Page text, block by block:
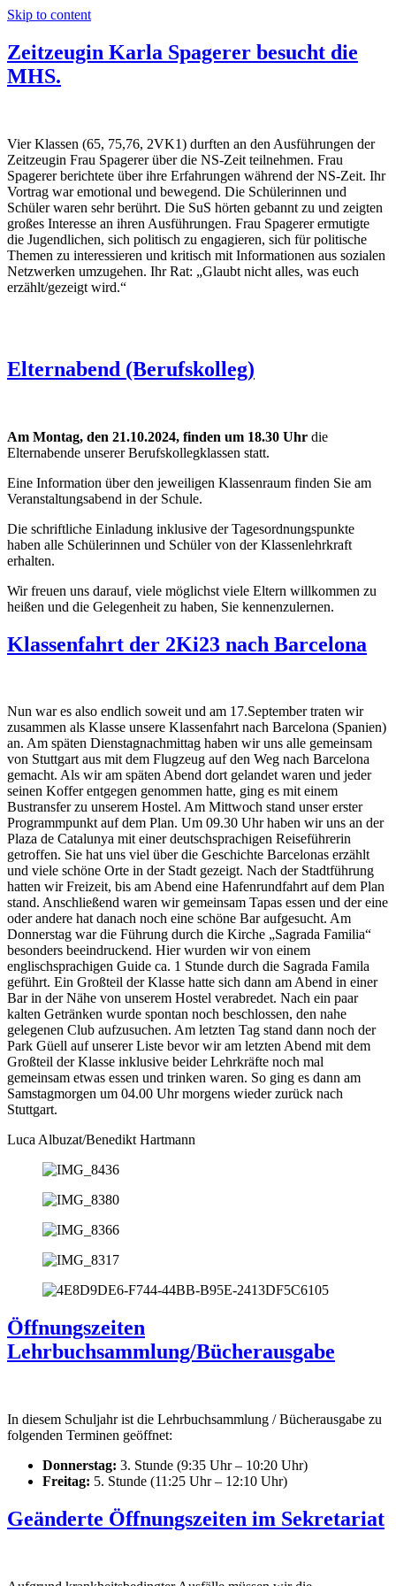
Skip to content
Zeitzeugin Karla Spagerer besucht die
MHS.
Vier Klassen (65, 75,76, 2VK1) durften an den Ausführungen der
Zeitzeugin Frau Spagerer über die NS-Zeit teilnehmen. Frau
Spagerer berichtete über ihre Erfahrungen während der NS-Zeit. Ihr
Vortrag war emotional und bewegend. Die Schülerinnen und
Schüler waren sehr berührt. Die SuS hörten gebannt zu und zeigten
großes Interesse an ihren Ausführungen. Frau Spagerer ermutigte
die Jugendlichen, sich politisch zu engagieren, sich für politische
Themen zu interessieren und kritisch mit Informationen aus sozialen
Netzwerken umzugehen. Ihr Rat: „Glaubt nicht alles, was euch
erzählt/gezeigt wird.“
Elternabend (Berufskolleg)
Am Montag, den 21.10.2024, finden um 18.30 Uhr die
Elternabende unserer Berufskollegklassen statt.
Eine Information über den jeweiligen Klassenraum finden Sie am
Veranstaltungsabend in der Schule.
Die schriftliche Einladung inklusive der Tagesordnungspunkte
haben alle Schülerinnen und Schüler von der Klassenlehrkraft
erhalten.
Wir freuen uns darauf, viele möglichst viele Eltern willkommen zu
heißen und die Gelegenheit zu haben, Sie kennenzulernen.
Klassenfahrt der 2Ki23 nach Barcelona
Nun war es also endlich soweit und am 17.September traten wir
zusammen als Klasse unsere Klassenfahrt nach Barcelona (Spanien)
an. Am späten Dienstagnachmittag haben wir uns alle gemeinsam
von Stuttgart aus mit dem Flugzeug auf den Weg nach Barcelona
gemacht. Als wir am späten Abend dort gelandet waren und jeder
seinen Koffer entgegen genommen hatte, ging es mit einem
Bustransfer zu unserem Hostel. Am Mittwoch stand unser erster
Programmpunkt auf dem Plan. Um 09.30 Uhr haben wir uns an der
Plaza de Catalunya mit einer deutschsprachigen Reiseführerin
getroffen. Sie hat uns viel über die Geschichte Barcelonas erzählt
und viele schöne Orte in der Stadt gezeigt. Nach der Stadtführung
hatten wir Freizeit, bis am Abend eine Hafenrundfahrt auf dem Plan
stand. Anschließend waren wir gemeinsam Tapas essen und der eine
oder andere hat danach noch eine schöne Bar aufgesucht. Am
Donnerstag war die Führung durch die Kirche „Sagrada Familia“
besonders beeindruckend. Hier wurden wir von einem
englischsprachigen Guide ca. 1 Stunde durch die Sagrada Famila
geführt. Ein Großteil der Klasse hatte sich dann am Abend in einer
Bar in der Nähe von unserem Hostel verabredet. Nach ein paar
kalten Getränken wurde spontan noch beschlossen, den nahe
gelegenen Club aufzusuchen. Am letzten Tag stand dann noch der
Park Güell auf unserer Liste bevor wir am letzten Abend mit dem
Großteil der Klasse inklusive beider Lehrkräfte noch mal
gemeinsam etwas essen und trinken waren. So ging es dann am
Samstagmorgen um 04.00 Uhr morgens wieder zurück nach
Stuttgart.
Luca Albuzat/Benedikt Hartmann
Öffnungszeiten
Lehrbuchsammlung/Bücherausgabe
In diesem Schuljahr ist die Lehrbuchsammlung / Bücherausgabe zu
folgenden Terminen geöffnet:
Donnerstag: 3. Stunde (9:35 Uhr – 10:20 Uhr)
Freitag: 5. Stunde (11:25 Uhr – 12:10 Uhr)
Geänderte Öffnungszeiten im Sekretariat